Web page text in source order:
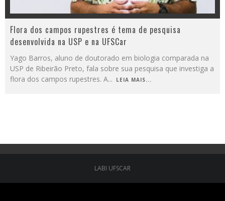
Flora dos campos rupestres é tema de pesquisa
desenvolvida na USP e na UFSCar
Yago Barros, aluno de doutorado em biologia comparada na
USP de Ribeirão Preto, fala sobre sua pesquisa que investiga a
flora dos campos rupestres. A... LEIA MAIS...
LABI UFSCAR